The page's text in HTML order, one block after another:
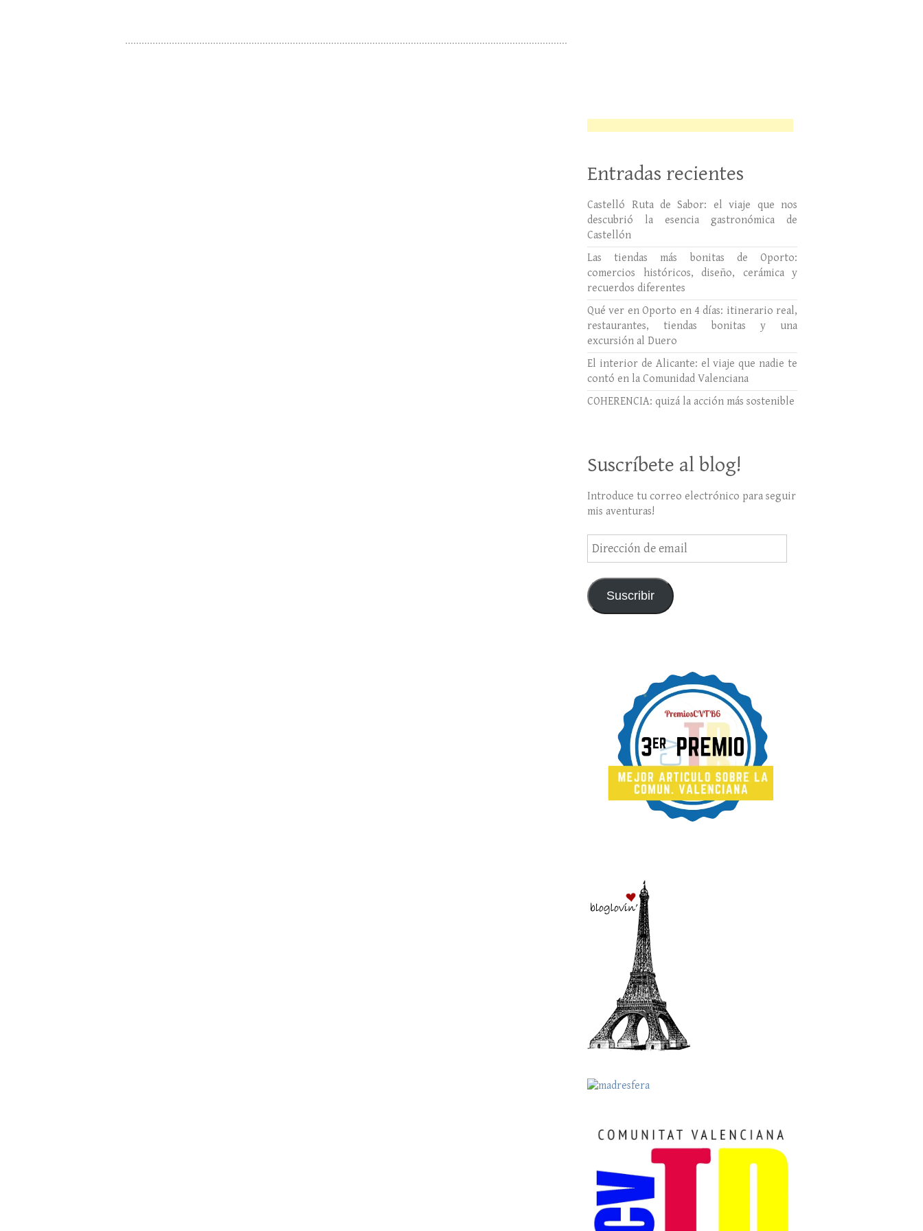
Entradas recientes
Castelló Ruta de Sabor: el viaje que nos
descubrió la esencia gastronómica de
Castellón
Las tiendas más bonitas de Oporto:
comercios históricos, diseño, cerámica y
recuerdos diferentes
Qué ver en Oporto en 4 días: itinerario real,
restaurantes, tiendas bonitas y una
excursión al Duero
El interior de Alicante: el viaje que nadie te
contó en la Comunidad Valenciana
COHERENCIA: quizá la acción más sostenible
Suscríbete al blog!
Introduce tu correo electrónico para seguir
mis aventuras!
Dirección
de
Suscribir